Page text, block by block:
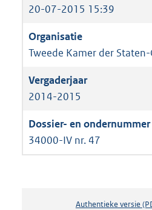
20-07-2015 15:39
Tweede Kamer der Staten-
2014-2015
34000-IV nr. 47
Authentieke versie